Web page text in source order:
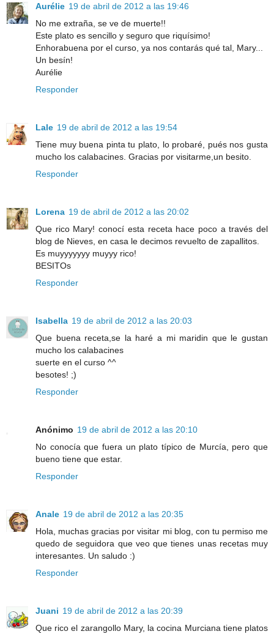
Aurélie 19 de abril de 2012 a las 19:46
No me extraña, se ve de muerte!!
Este plato es sencillo y seguro que riquísimo!
Enhorabuena por el curso, ya nos contarás qué tal, Mary...
Un besín!
Aurélie
Responder
Lale 19 de abril de 2012 a las 19:54
Tiene muy buena pinta tu plato, lo probaré, pués nos gusta
mucho los calabacines. Gracias por visitarme,un besito.
Responder
Lorena 19 de abril de 2012 a las 20:02
Que rico Mary! conocí esta receta hace poco a través del
blog de Nieves, en casa le decimos revuelto de zapallitos.
Es muyyyyyyy muyyy rico!
BESITOs
Responder
Isabella 19 de abril de 2012 a las 20:03
Que buena receta,se la haré a mi maridin que le gustan
mucho los calabacines
suerte en el curso ^^
besotes! ;)
Responder
Anónimo 19 de abril de 2012 a las 20:10
No conocía que fuera un plato típico de Murcía, pero que
bueno tiene que estar.
Responder
Anale 19 de abril de 2012 a las 20:35
Hola, muchas gracias por visitar mi blog, con tu permiso me
quedo de seguidora que veo que tienes unas recetas muy
interesantes. Un saludo :)
Responder
Juani 19 de abril de 2012 a las 20:39
Que rico el zarangollo Mary, la cocina Murciana tiene platos